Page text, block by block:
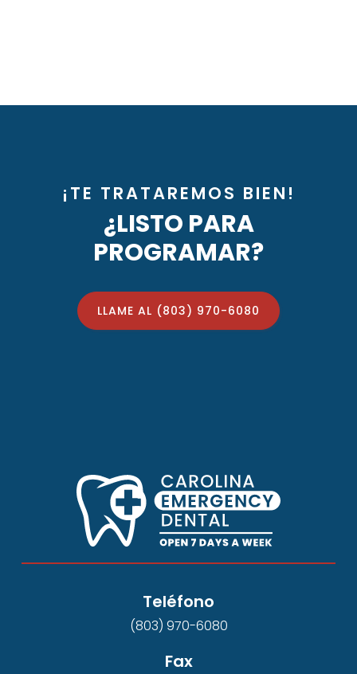
¡TE TRATAREMOS BIEN!
¿LISTO PARA
PROGRAMAR?
LLAME AL (803) 970-6080
Teléfono
(803) 970-6080
Fax